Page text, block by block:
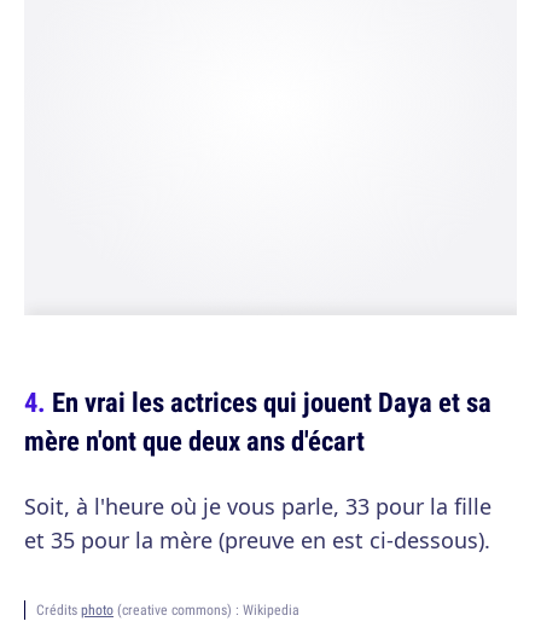
En vrai les actrices qui jouent Daya et sa
mère n'ont que deux ans d'écart
Soit, à l'heure où je vous parle, 33 pour la fille
et 35 pour la mère (preuve en est ci-dessous).
Crédits photo (creative commons) : Wikipedia